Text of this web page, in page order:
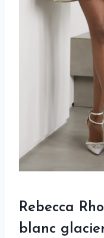
Rebecca
blanc